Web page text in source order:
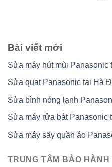
Bài viết mới
Sửa máy hút mùi Panasonic
Sửa quạt Panasonic tại Hà
Sửa bình nóng lạnh
Sửa máy rửa bát Panasonic
Sửa máy sấy quần áo
TRUNG TÂM BẢO HÀNH